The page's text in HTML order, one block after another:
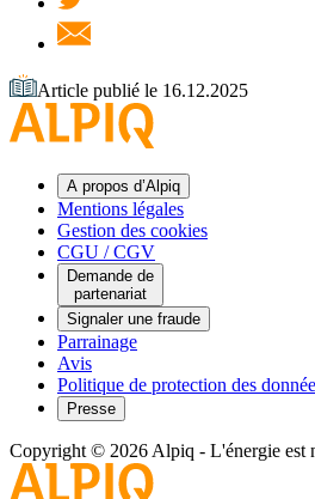
Article publié le 16.12.2025
A propos d’Alpiq
Mentions légales
Gestion des cookies
CGU / CGV
Demande de
partenariat
Signaler une fraude
Parrainage
Avis
Politique de protection des
Presse
Copyright © 2026 Alpiq - L'énergie est